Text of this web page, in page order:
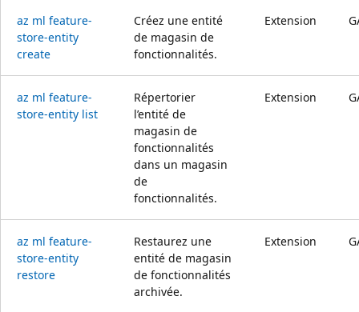
az ml feature-
store-entity
create
Créez une entité
de magasin de
fonctionnalités.
Extension
az ml feature-
store-entity list
Répertorier
l’entité de
magasin de
fonctionnalités
dans un magasin
de
fonctionnalités.
Extension
az ml feature-
store-entity
restore
Restaurez une
entité de magasin
de fonctionnalités
archivée.
Extension